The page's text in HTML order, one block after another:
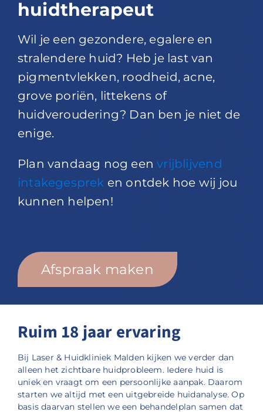
huidtherapeut
Wil je een gezondere, egalere en
stralendere huid? Heb je last van
pigmentvlekken, roodheid, acne,
grove poriën, littekens of
huidveroudering? Dan ben je niet de
enige.
Plan vandaag nog eenvrijblijvend
intakegesprek en ontdek hoe wij jou
kunnen helpen!
Afspraak maken
Ruim 18 jaar ervaring
Bij Laser & Huidkliniek Malden kijken we verder dan
alleen het zichtbare huidprobleem. Iedere huid is
uniek en vraagt om een persoonlijke aanpak. Daarom
starten we altijd met een uitgebreide huidanalyse. Op
basis daarvan stellen we een behandelplan samen dat